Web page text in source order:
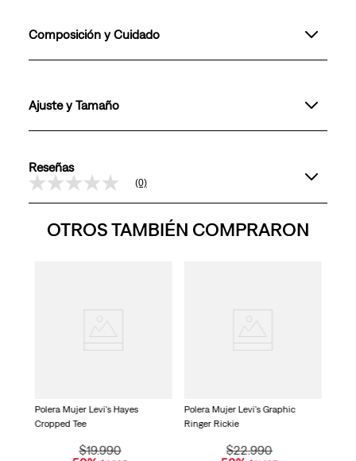
Composición y Cuidado
Ajuste y Tamaño
Reseñas
Sin
puntuación
(0)
OTROS TAMBIÉN COMPRARON
Polera Mujer Levi's Hayes
Cropped Tee
$19.990
Polera Mujer Levi's Graphic
Ringer Rickie
$22.990